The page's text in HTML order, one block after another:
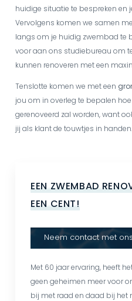
huidige situatie te bespreken en
Vervolgens komen we samen
langs om je huidig zwembad te
voor aan ons studiebureau om
kunnen renoveren met een
Tenslotte komen we met een
jou om in overleg te bepalen
gerenoveerd zal worden, want
jij als klant de touwtjes in handen.
EEN ZWEMBAD
EEN CENT!
Neem contact met
Met 60 jaar ervaring, heeft
geen geheimen meer voor
bij met raad en daad bij het